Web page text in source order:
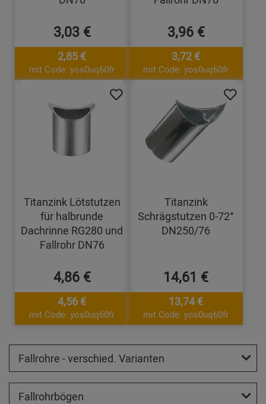
3,03 €
2,85 €
mit Code: yos0uq60fr
3,96 €
3,72 €
mit Code: yos0uq60fr
Titanzink Lötstutzen
für halbrunde
Dachrinne RG280 und
Fallrohr DN76
4,86 €
4,56 €
mit Code: yos0uq60fr
Titanzink
Schrägstutzen 0-72°
DN250/76
14,61 €
13,74 €
mit Code: yos0uq60fr
Fallrohre - verschied. Varianten
Fallrohrbögen